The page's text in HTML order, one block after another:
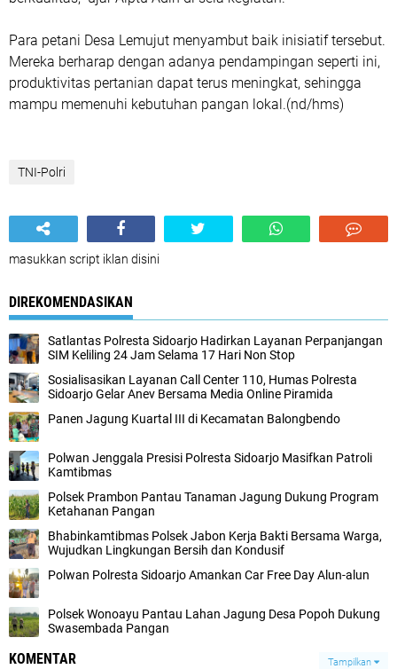
Para petani Desa Lemujut menyambut baik inisiatif tersebut.
Mereka berharap dengan adanya pendampingan seperti ini,
produktivitas pertanian dapat terus meningkat, sehingga
mampu memenuhi kebutuhan pangan lokal.(nd/hms)
TNI-Polri
masukkan script iklan disini
DIREKOMENDASIKAN
Satlantas Polresta Sidoarjo Hadirkan Layanan Perpanjangan
SIM Keliling 24 Jam Selama 17 Hari Non Stop
Sosialisasikan Layanan Call Center 110, Humas Polresta
Sidoarjo Gelar Anev Bersama Media Online Piramida
Panen Jagung Kuartal III di Kecamatan Balongbendo
Polwan Jenggala Presisi Polresta Sidoarjo Masifkan Patroli
Kamtibmas
Polsek Prambon Pantau Tanaman Jagung Dukung Program
Ketahanan Pangan
Bhabinkamtibmas Polsek Jabon Kerja Bakti Bersama Warga,
Wujudkan Lingkungan Bersih dan Kondusif
Polwan Polresta Sidoarjo Amankan Car Free Day Alun-alun
Polsek Wonoayu Pantau Lahan Jagung Desa Popoh Dukung
Swasembada Pangan
KOMENTAR Tampilkan